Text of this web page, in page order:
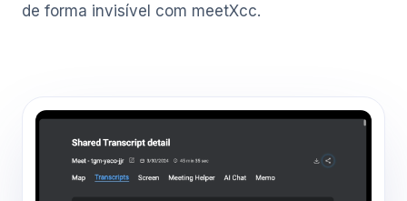
de forma invisível com meetXcc.